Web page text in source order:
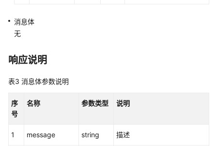
制
类:voicecall
音
回
消息体
无
响应说明
表3 消息体参数说明
序
号
名称 参数类型 说明
1 message string 描述